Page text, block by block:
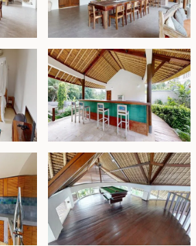
bangunan dua lantai yang
kamar tidur di setiap lantainya.
jembatan dari area kolam
lantai atas menampilkan
tradisional dan teras tertutup
kolam renang, sementara kamar
menawarkan teras pribadi
halaman rumput yang
rimbun. Sebuah bale
ruang tambahan
area staf terpisah dengan
serta parkir di lokasi untuk dua